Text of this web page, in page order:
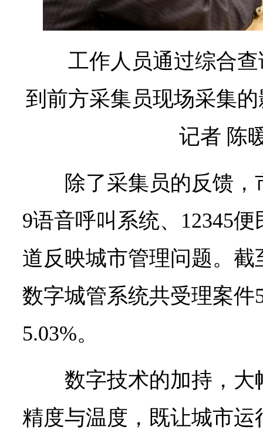
工作人员通过综合
到前方采集员现场采集
记者 陈
除了采集员的反馈，
9语音呼叫系统、12345
道反映城市管理问题。截
数字城管系统共受理案件
5.03%。
数字技术的加持，
精度与温度，既让城市